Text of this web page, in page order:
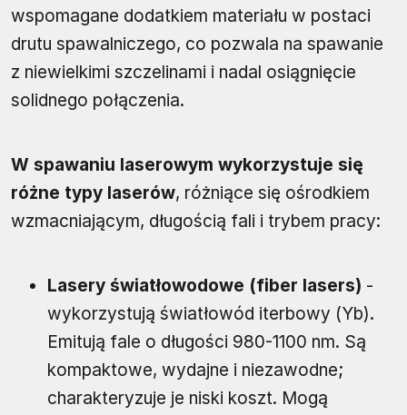
wspomagane dodatkiem materiału w postaci
drutu spawalniczego, co pozwala na spawanie
z niewielkimi szczelinami i nadal osiągnięcie
solidnego połączenia.
W spawaniu laserowym wykorzystuje się
różne typy laserów, różniące się ośrodkiem
wzmacniającym, długością fali i trybem pracy:
Lasery światłowodowe (fiber lasers) -
wykorzystują światłowód iterbowy (Yb).
Emitują fale o długości 980-1100 nm. Są
kompaktowe, wydajne i niezawodne;
charakteryzuje je niski koszt. Mogą